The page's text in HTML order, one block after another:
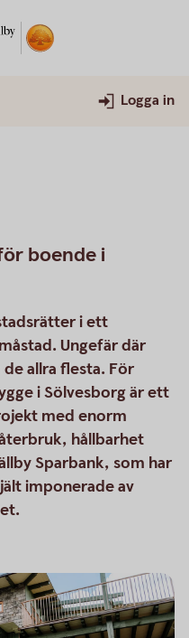
Logga in
boende i
i ett
Ungefär där
de allra flesta. För
i Sölvesborg är ett
med enorm
hållbarhet
Sparbank, som har
imponerade av